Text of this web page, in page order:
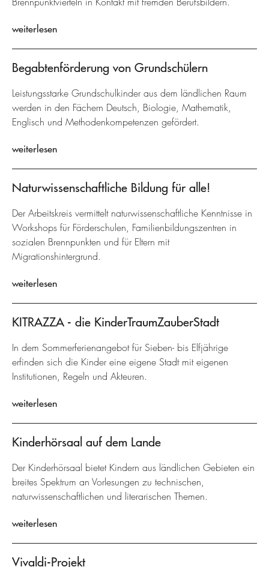
weiterlesen
Begabtenförderung von Grundschülern
Leistungsstarke Grundschulkinder aus dem ländlichen Raum
werden in den Fächern Deutsch, Biologie, Mathematik,
Englisch und Methodenkompetenzen gefördert.
weiterlesen
Naturwissenschaftliche Bildung für alle!
Der Arbeitskreis vermittelt naturwissenschaftliche Kenntnisse in
Workshops für Förderschulen, Familienbildungszentren in
sozialen Brennpunkten und für Eltern mit
Migrationshintergrund.
weiterlesen
KITRAZZA - die KinderTraumZauberStadt
In dem Sommerferienangebot für Sieben- bis Elfjährige
erfinden sich die Kinder eine eigene Stadt mit eigenen
Institutionen, Regeln und Akteuren.
weiterlesen
Kinderhörsaal auf dem Lande
Der Kinderhörsaal bietet Kindern aus ländlichen Gebieten ein
breites Spektrum an Vorlesungen zu technischen,
naturwissenschaftlichen und literarischen Themen.
weiterlesen
Vivaldi-Projekt